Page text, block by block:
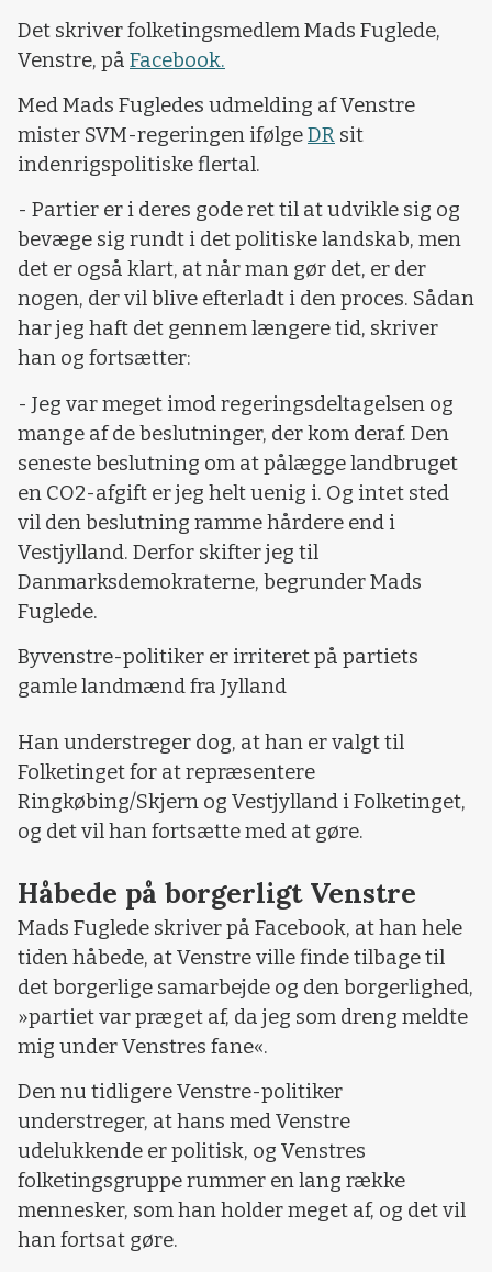
Det skriver folketingsmedlem Mads Fuglede,
Venstre, på Facebook.
Med Mads Fugledes udmelding af Venstre
mister SVM-regeringen ifølgeDR sit
indenrigspolitiske flertal.
- Partier er i deres gode ret til at udvikle sig og
bevæge sig rundt i det politiske landskab, men
det er også klart, at når man gør det, er der
nogen, der vil blive efterladt i den proces. Sådan
har jeg haft det gennem længere tid, skriver
han og fortsætter:
- Jeg var meget imod regeringsdeltagelsen og
mange af de beslutninger, der kom deraf. Den
seneste beslutning om at pålægge landbruget
en CO2-afgift er jeg helt uenig i. Og intet sted
vil den beslutning ramme hårdere end i
Vestjylland. Derfor skifter jeg til
Danmarksdemokraterne, begrunder Mads
Fuglede.
Byvenstre-politiker er irriteret på partiets
gamle landmænd fra Jylland
Han understreger dog, at han er valgt til
Folketinget for at repræsentere
Ringkøbing/Skjern og Vestjylland i Folketinget,
og det vil han fortsætte med at gøre.
Håbede på borgerligt Venstre
Mads Fuglede skriver på Facebook, at han hele
tiden håbede, at Venstre ville finde tilbage til
det borgerlige samarbejde og den borgerlighed,
»partiet var præget af, da jeg som dreng meldte
mig under Venstres fane«.
Den nu tidligere Venstre-politiker
understreger, at hans med Venstre
udelukkende er politisk, og Venstres
folketingsgruppe rummer en lang række
mennesker, som han holder meget af, og det vil
han fortsat gøre.